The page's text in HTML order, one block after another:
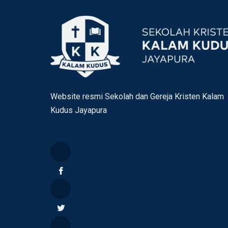
Website resmi Sekolah dan Gereja Kristen Kalam
Kudus Jayapura